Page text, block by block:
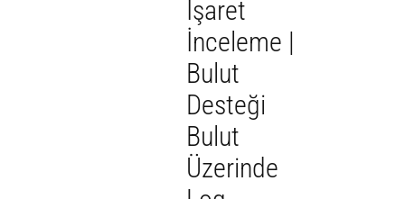
İşaret
İnceleme |
Bulut
Desteği
Bulut
Üzerinde